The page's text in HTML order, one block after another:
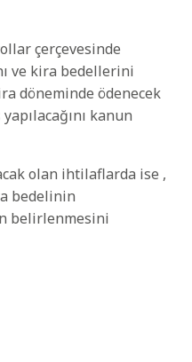
çerçevesinde
ve kira bedellerini
döneminde ödenecek
kanun
olan ihtilaflarda ise ,
bedelinin
belirlenmesini